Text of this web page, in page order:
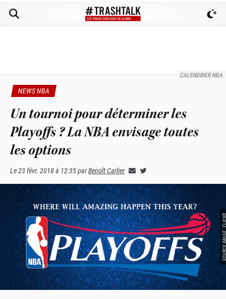
CALENDRIER NBA
NEWS NBA
Un tournoi pour déterminer les
Playoffs ? La NBA envisage toutes
les options
Le23 févr. 2018 à 12:35parBenoît Carlier
SOURCE